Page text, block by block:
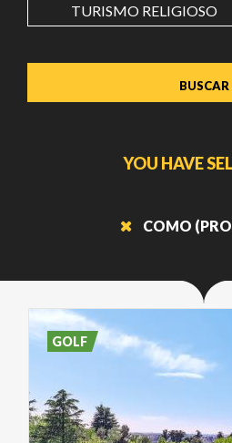
Value in decimal degrees. Use
TURISMO RELIGIOSO
YOU HAVE
COMO
GOLF